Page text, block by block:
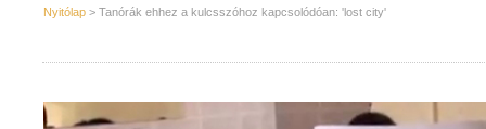
Nyitólap > Tanórák ehhez a kulcsszóhoz kapcsolódóan: 'lost city'